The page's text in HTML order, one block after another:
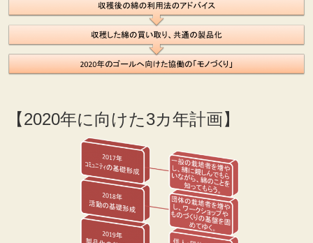
【2020年に向けた3カ年計画】